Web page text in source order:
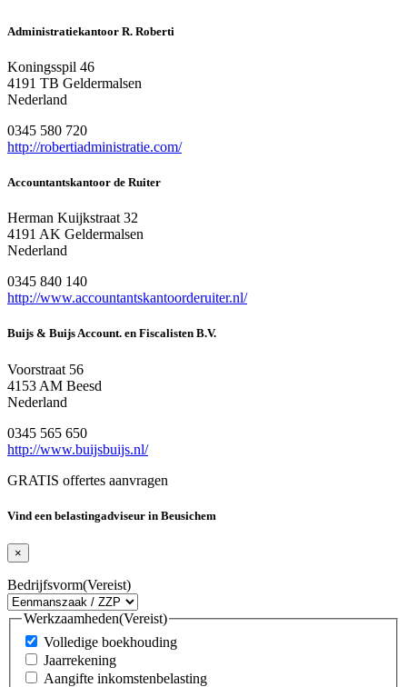
Administratiekantoor R. Roberti
Koningsspil 46
4191 TB Geldermalsen
Nederland
0345 580 720
http://robertiadministratie.com/
Accountantskantoor de Ruiter
Herman Kuijkstraat 32
4191 AK Geldermalsen
Nederland
0345 840 140
http://www.accountantskantoorderuiter.nl/
Buijs & Buijs Account. en Fiscalisten B.V.
Voorstraat 56
4153 AM Beesd
Nederland
0345 565 650
http://www.buijsbuijs.nl/
GRATIS offertes aanvragen
Vind een belastingadviseur in Beusichem
×
Bedrijfsvorm(Vereist)
Werkzaamheden(Vereist)
Volledige boekhouding
Jaarrekening
Aangifte inkomstenbelasting